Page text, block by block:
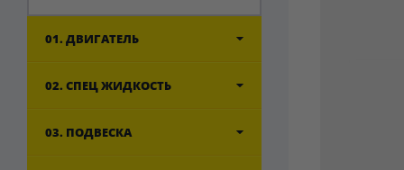
01. ДВИГАТЕЛЬ
02. СПЕЦ ЖИДКОСТЬ
03. ПОДВЕСКА